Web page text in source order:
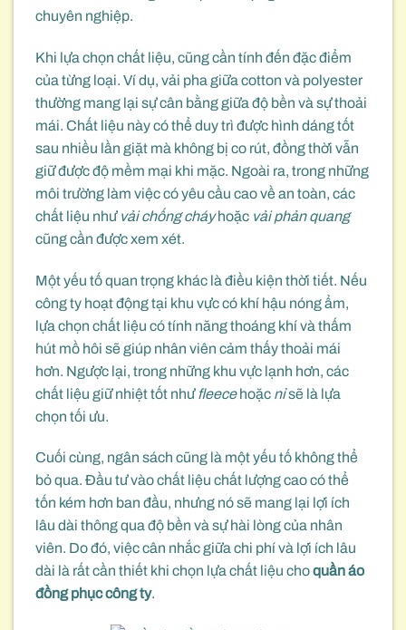
chuyên nghiệp.
Khi lựa chọn chất liệu, cũng cần tính đến đặc điểm
của từng loại. Ví dụ, vải pha giữa cotton và polyester
thường mang lại sự cân bằng giữa độ bền và sự thoải
mái. Chất liệu này có thể duy trì được hình dáng tốt
sau nhiều lần giặt mà không bị co rút, đồng thời vẫn
giữ được độ mềm mại khi mặc. Ngoài ra, trong những
môi trường làm việc có yêu cầu cao về an toàn, các
chất liệu như vải chống cháyhoặc vải phản quang
cũng cần được xem xét.
Một yếu tố quan trọng khác là điều kiện thời tiết. Nếu
công ty hoạt động tại khu vực có khí hậu nóng ẩm,
lựa chọn chất liệu có tính năng thoáng khí và thấm
hút mồ hôi sẽ giúp nhân viên cảm thấy thoải mái
hơn. Ngược lại, trong những khu vực lạnh hơn, các
chất liệu giữ nhiệt tốt nhưfleecehoặc nỉsẽ là lựa
chọn tối ưu.
Cuối cùng, ngân sách cũng là một yếu tố không thể
bỏ qua. Đầu tư vào chất liệu chất lượng cao có thể
tốn kém hơn ban đầu, nhưng nó sẽ mang lại lợi ích
lâu dài thông qua độ bền và sự hài lòng của nhân
viên. Do đó, việc cân nhắc giữa chi phí và lợi ích lâu
dài là rất cần thiết khi chọn lựa chất liệu choquần áo
đồng phục công ty.